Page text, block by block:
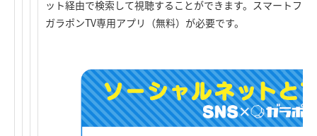
ット経由で検索して視聴することができます。スマートフ
ガラポンTV専用アプリ（無料）が必要です。